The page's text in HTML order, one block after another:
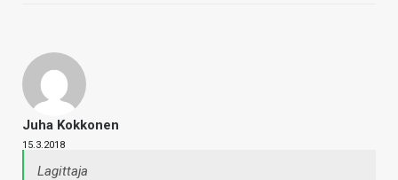
Juha Kokkonen
15.3.2018
Lagittaja